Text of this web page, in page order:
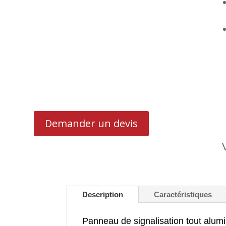
Demander un devis
Description Caractéristiques
Panneau de signalisation tout